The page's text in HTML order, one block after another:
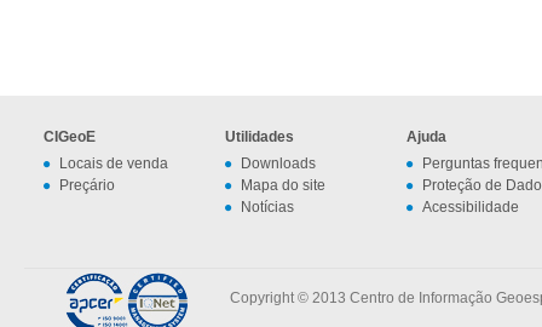
CIGeoE
Locais de venda
Preçário
Utilidades
Downloads
Mapa do site
Notícias
Ajuda
Perguntas
Proteção de
Acessibilidade
Copyright © 2013 Centro de Informação